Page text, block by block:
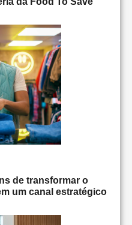
de transformar o
um canal estratégico